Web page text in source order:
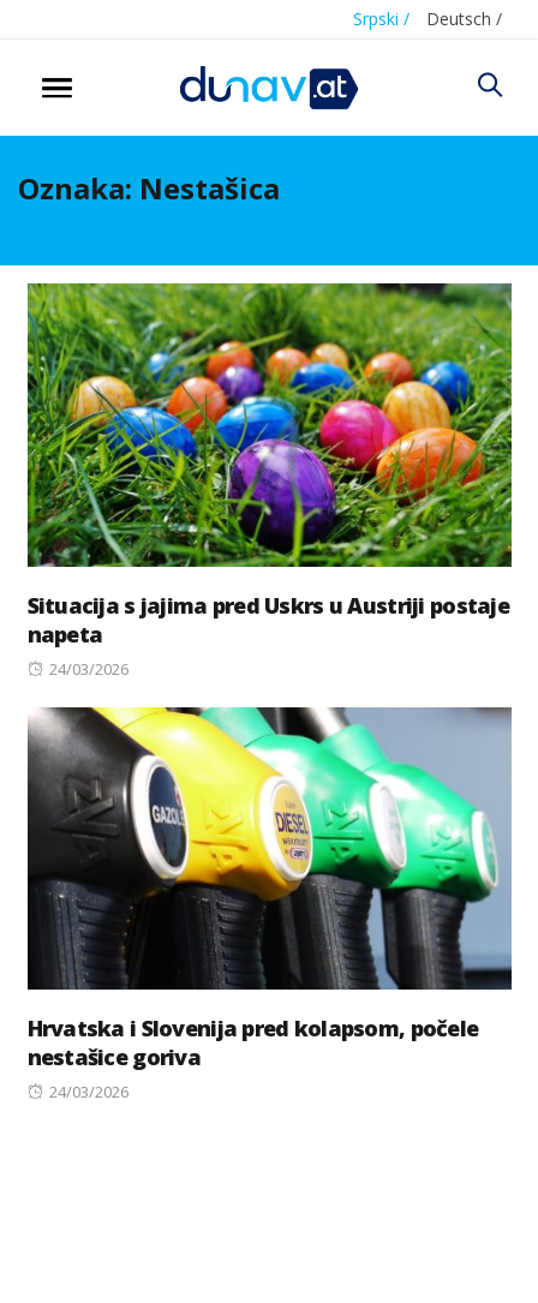
Srpski / Deutsch /
Oznaka: Nestašica
Situacija s jajima pred Uskrs u Austriji postaje
napeta
Posted
24/03/2026
Hrvatska i Slovenija pred kolapsom, počele
nestašice goriva
Posted
24/03/2026